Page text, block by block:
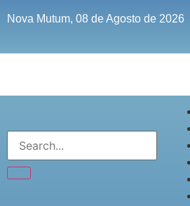
Nova Mutum, 08 de Agosto de 2026